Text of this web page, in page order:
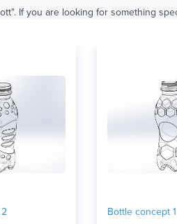
If you are looking for something
Bottle concept 1